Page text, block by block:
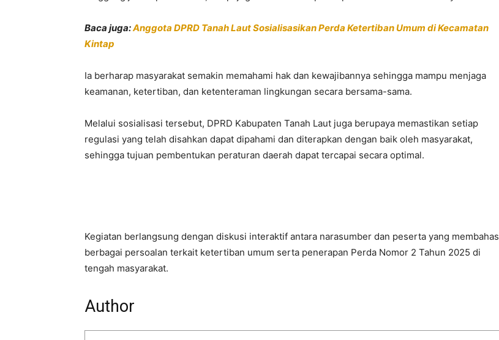
Baca juga:Anggota DPRD Tanah Laut Sosialisasikan Perda Ketertiban Umum di Kecamatan
Kintap
Ia berharap masyarakat semakin memahami hak dan kewajibannya sehingga mampu menjaga
keamanan, ketertiban, dan ketenteraman lingkungan secara bersama-sama.
Melalui sosialisasi tersebut, DPRD Kabupaten Tanah Laut juga berupaya memastikan setiap
regulasi yang telah disahkan dapat dipahami dan diterapkan dengan baik oleh masyarakat,
sehingga tujuan pembentukan peraturan daerah dapat tercapai secara optimal.
Kegiatan berlangsung dengan diskusi interaktif antara narasumber dan peserta yang membahas
berbagai persoalan terkait ketertiban umum serta penerapan Perda Nomor 2 Tahun 2025 di
tengah masyarakat.
Author